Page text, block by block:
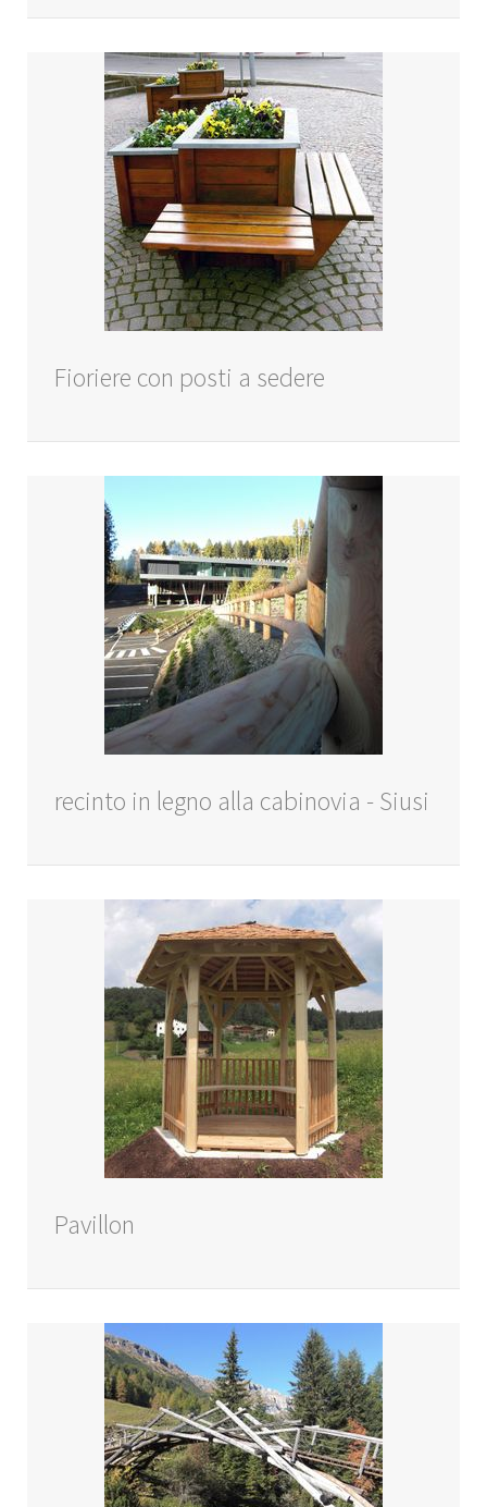
Fioriere con posti a sedere
recinto in legno alla cabinovia - Siusi
Pavillon